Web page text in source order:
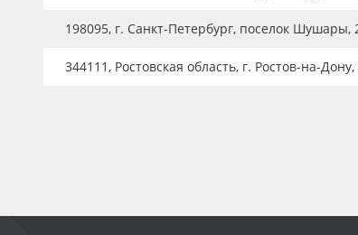
ПЭТ бэклит
198095, г. Санкт-Петербург, поселок Шушары,
344111, Ростовская область, г. Ростов-на-